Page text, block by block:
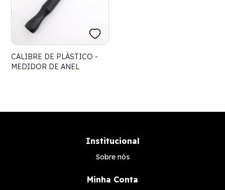
CALIBRE DE PLÁSTICO -
MEDIDOR DE ANEL
Institucional
Sobre nós
Minha Conta